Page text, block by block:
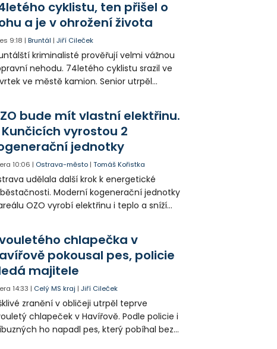
cyklistu, ten přišel o
a je v ohrožení života
9:18 |Bruntál |Jiří Cileček
kriminalisté prověřují velmi vážnou
nehodu. 74letého cyklistu srazil ve
ve městě kamion. Senior utrpěl
případné svědky.
bude mít vlastní elektřinu.
Kunčicích vyrostou 2
jednotky
10:06 | Ostrava-město |Tomáš Kořistka
udělala další krok k energetické
Moderní kogenerační jednotky
OZO vyrobí elektřinu i teplo a sníží
přímo v Kunčicích.
chlapečka v
pokousal pes, policie
majitele
14:33 | Celý MS kraj |Jiří Cileček
zranění v obličeji utrpěl teprve
chlapeček v Havířově. Podle policie i
ho napadl pes, který pobíhal bez